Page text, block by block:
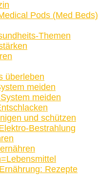
Pods (Med Beds)
Themen
überleben
meiden
meiden
und schützen
Bestrahlung
Rezepte